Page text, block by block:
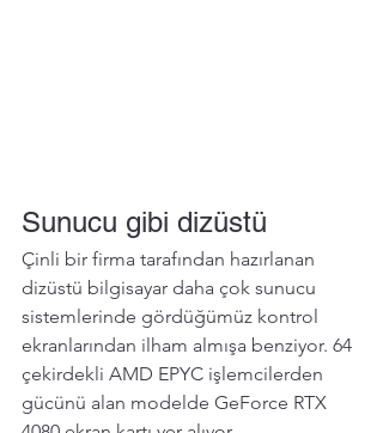
Sunucu gibi dizüstü
Çinli bir firma tarafından hazırlanan
dizüstü bilgisayar daha çok sunucu
sistemlerinde gördüğümüz kontrol
ekranlarından ilham almışa benziyor. 64
çekirdekli AMD EPYC işlemcilerden
gücünü alan modelde GeForce RTX